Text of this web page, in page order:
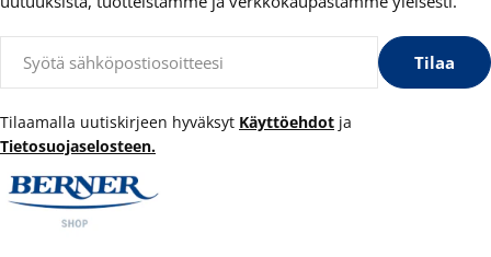
Tilaa
Tilaamalla uutiskirjeen hyväksyt Käyttöehdot ja
Tietosuojaselosteen.